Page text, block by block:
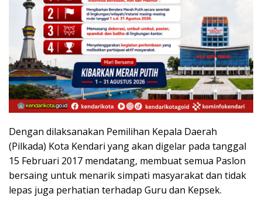
Dengan dilaksanakan Pemilihan Kepala Daerah
(Pilkada) Kota Kendari yang akan digelar pada tanggal
15 Februari 2017 mendatang, membuat semua Paslon
bersaing untuk menarik simpati masyarakat dan tidak
lepas juga perhatian terhadap Guru dan Kepsek.